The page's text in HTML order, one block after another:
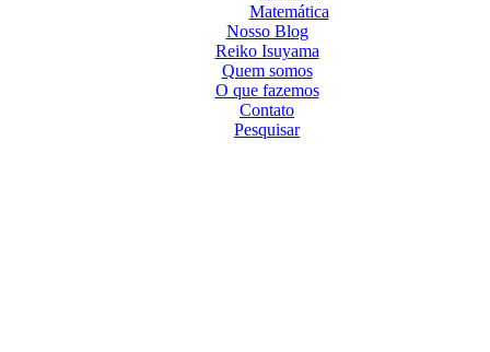
Matemática
Nosso Blog
Reiko Isuyama
Quem somos
O que fazemos
Contato
Pesquisar